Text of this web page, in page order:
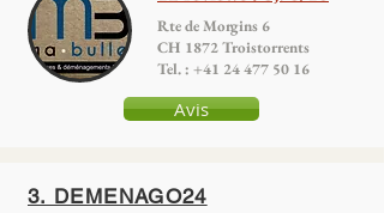
Rte de Morgins 6
CH 1872 Troistorrents
Tel. : +41 24 477 50 16
Avis
3. DEMENAGO24